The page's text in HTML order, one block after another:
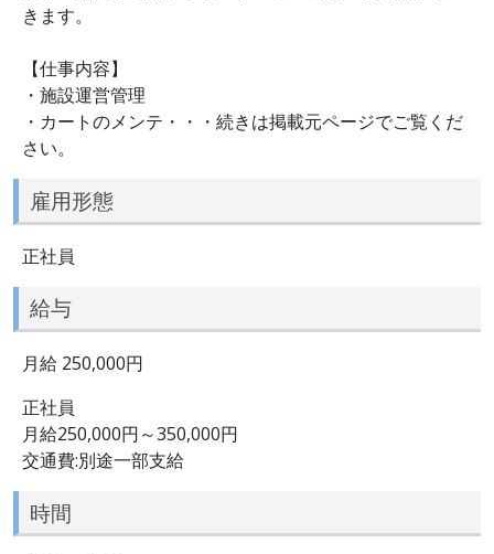
きます。
【仕事内容】
・施設運営管理
・カートのメンテ・・・続きは掲載元ページでご覧くだ
さい。
雇用形態
正社員
給与
月給 250,000円
正社員
月給250,000円～350,000円
交通費:別途一部支給
時間